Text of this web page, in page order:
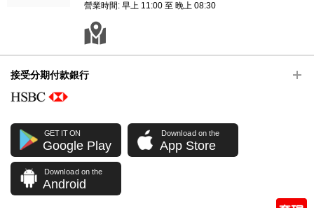
營業時間: 早上 11:00 至 晚上 08:30
接受分期付款銀行
GET IT ON
Google Play
Download on the
App Store
Download on the
Android